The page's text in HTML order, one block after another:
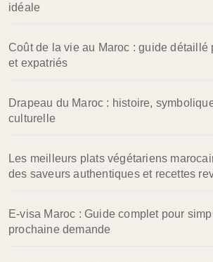
idéale
Coût de la vie au Maroc : guide détaillé
et expatriés
Drapeau du Maroc : histoire,
culturelle
Les meilleurs plats végétariens
des saveurs authentiques et recettes
E-visa Maroc : Guide complet pour
prochaine demande